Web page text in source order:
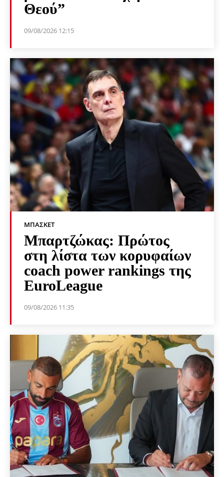
Θεού”
09/08/2026 12:15
ΜΠΆΣΚΕΤ
Μπαρτζώκας: Πρώτος
στη λίστα των κορυφαίων
coach power rankings της
EuroLeague
09/08/2026 11:35